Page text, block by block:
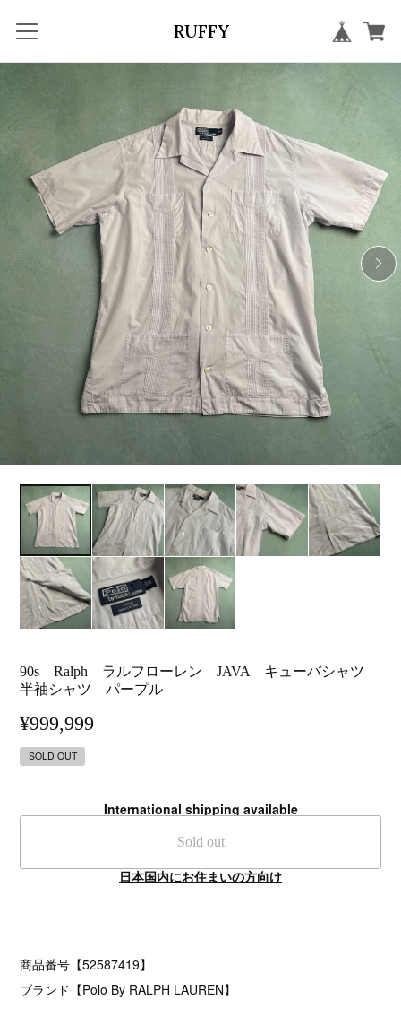
RUFFY
90s Ralph ラルフローレン JAVA キューバシャツ
半袖シャツ パープル
¥999,999
SOLD OUT
International shipping available
Sold out
日本国内にお住まいの方向け
商品番号【52587419】
ブランド【Polo By RALPH LAUREN】